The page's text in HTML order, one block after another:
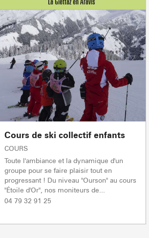
Cours de ski collectif enfants
COURS
Toute l'ambiance et la dynamique d'un
groupe pour se faire plaisir tout en
progressant ! Du niveau "Ourson" au cours
"Étoile d'Or", nos moniteurs de...
04 79 32 91 25